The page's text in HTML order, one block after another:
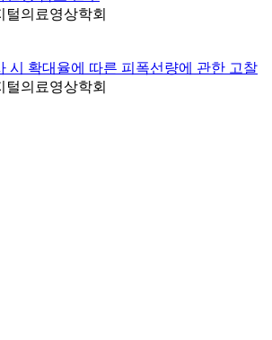
털의료영상학회
시 확대율에 따른 피폭선량에 관한 고찰
털의료영상학회